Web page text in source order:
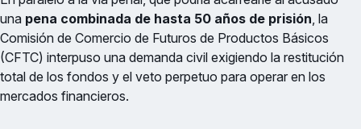
una pena combinada de hasta 50 años de prisión , la
Comisión de Comercio de Futuros de Productos Básicos
(CFTC) interpuso una demanda civil exigiendo la restitución
total de los fondos y el veto perpetuo para operar en los
mercados financieros.